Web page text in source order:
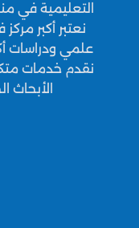
التعليمية في
علمي ودراسات
نقدم خدمات
الأبحاث